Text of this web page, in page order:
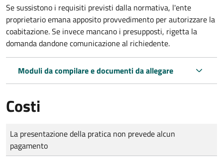
Se sussistono i requisiti previsti dalla normativa, l'ente
proprietario emana apposito provvedimento per autorizzare la
coabitazione. Se invece mancano i presupposti, rigetta la
domanda dandone comunicazione al richiedente.
Moduli da compilare e documenti da allegare
Costi
Tipo di pagamento
Importo
La presentazione della pratica non prevede alcun
pagamento